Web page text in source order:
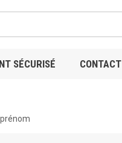
SÉCURISÉ CONTACT